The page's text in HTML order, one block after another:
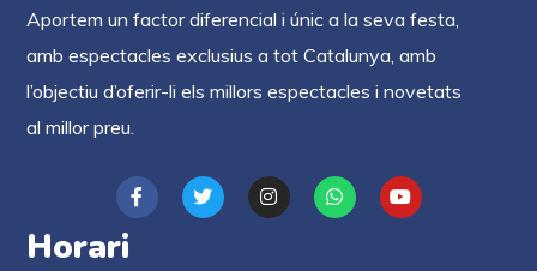
Aportem un factor diferencial i únic a la seva festa,
amb espectacles exclusius a tot Catalunya, amb
l’objectiu d’oferir-li els millors espectacles i novetats
al millor preu.
Horari